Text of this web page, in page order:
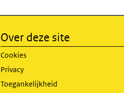
Over deze site
Cookies
Privacy
Toegankelijkheid